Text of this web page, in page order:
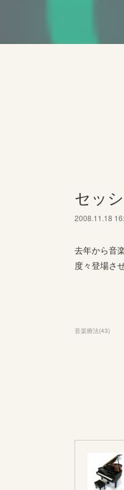
セッ
2008.11.18
去年から音
度々登場さ
音楽療法(43)